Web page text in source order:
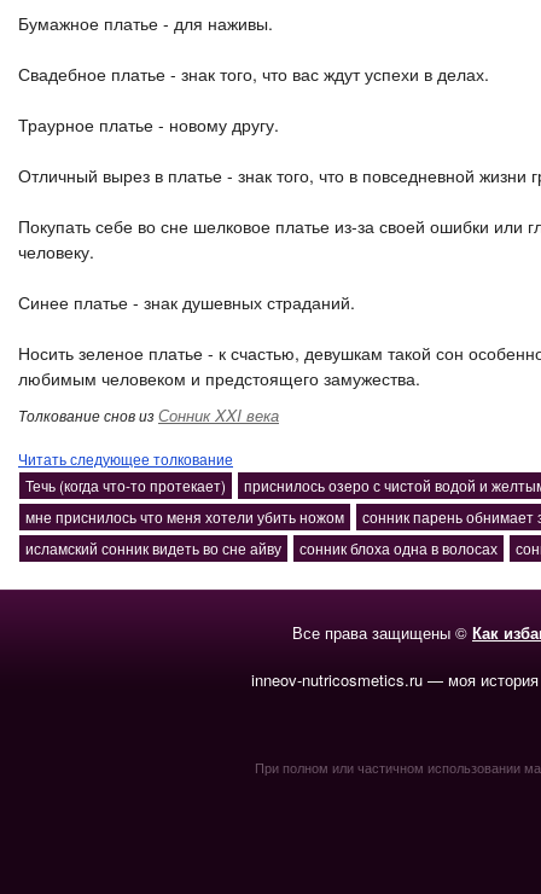
Бумажное платье - для наживы.
Свадебное платье - знак того, что вас ждут успехи в делах.
Траурное платье - новому другу.
Отличный вырез в платье - знак того, что в повседневной жизни
Покупать себе во сне шелковое платье из-за своей ошибки или
человеку.
Синее платье - знак душевных страданий.
Носить зеленое платье - к счастью, девушкам такой сон
любимым человеком и предстоящего замужества.
Толкование снов изСонник XXI века
Читать следующее толкование
Течь (когда что-то протекает)
приснилось озеро с чистой водой и
мне приснилось что меня хотели убить ножом
сонник парень обнимает
исламский сонник видеть во сне айву
сонник блоха одна в волосах
Все права защищены © Как
inneov-nutricosmetics.ru — моя
При полном или частичном использовании